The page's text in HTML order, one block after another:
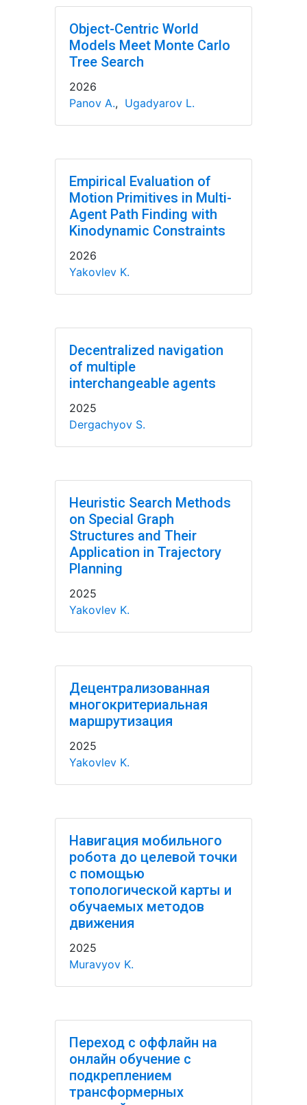
Object-Centric World
Models Meet Monte Carlo
Tree Search
2026
Panov A., Ugadyarov L.
Empirical Evaluation of
Motion Primitives in Multi-
Agent Path Finding with
Kinodynamic Constraints
2026
Yakovlev K.
Decentralized navigation
of multiple
interchangeable agents
2025
Dergachyov S.
Heuristic Search Methods
on Special Graph
Structures and Their
Application in Trajectory
Planning
2025
Yakovlev K.
Децентрализованная
многокритериальная
маршрутизация
2025
Yakovlev K.
Навигация мобильного
робота до целевой точки
с помощью
топологической карты и
обучаемых методов
движения
2025
Muravyov K.
Переход с оффлайн на
онлайн обучение с
подкреплением
трансформерных